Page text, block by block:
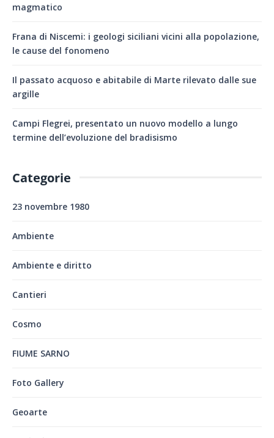
magmatico
Frana di Niscemi: i geologi siciliani vicini alla popolazione,
le cause del fonomeno
Il passato acquoso e abitabile di Marte rilevato dalle sue
argille
Campi Flegrei, presentato un nuovo modello a lungo
termine dell’evoluzione del bradisismo
Categorie
23 novembre 1980
Ambiente
Ambiente e diritto
Cantieri
Cosmo
FIUME SARNO
Foto Gallery
Geoarte